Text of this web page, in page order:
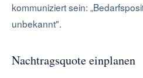
kommuniziert sein:
unbekannt".
Nachtragsquote einplanen